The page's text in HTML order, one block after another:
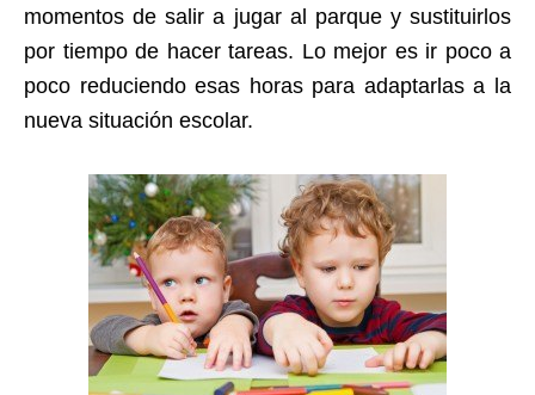
momentos de salir a jugar al parque y sustituirlos
por tiempo de hacer tareas. Lo mejor es ir poco a
poco reduciendo esas horas para adaptarlas a la
nueva situación escolar.